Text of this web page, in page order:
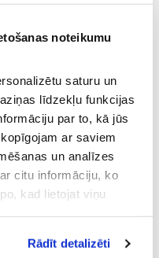
noteikumu
saturu un
līdzekļu funkcijas
par to, kā jūs
ar saviem
un analīzes
citu informāciju, ko
kad lietojat viņu
Rādīt detalizēti